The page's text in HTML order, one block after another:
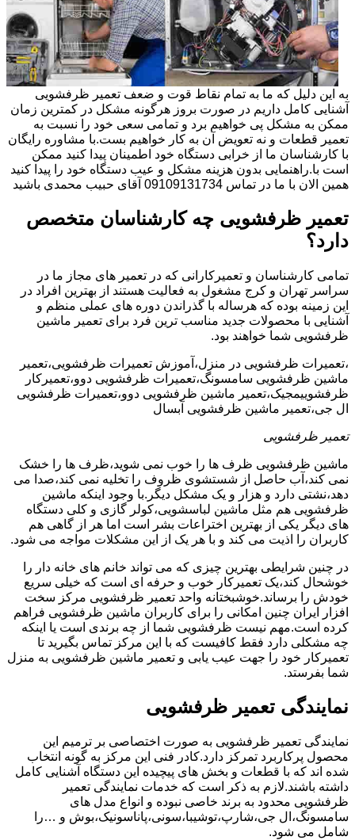
به این دلیل که ما به تمام نقاط قوت و ضعف تعمیر ظرفشویی
آشنایی کامل داریم در صورت بروز هرگونه مشکل در کمترین زمان
ممکن به مشکل پی خواهیم برد و تمامی سعی خود را نسبت به
تعمیر قطعات و نه تعویض آن به کار خواهیم بست.با مشاوره رایگان
با کارشناسان ما از خرابی دستگاه خود اطمینان پیدا کنید ممکن
است با.راهنمایی بدون هزینه مشکل و عیب دستگاه خود را پیدا کنید
همین الان با ما در تماس 09109131734 آقای حبیب محمدی باشید
تعمیر ظرفشویی چه کارشناسان متخصص
دارد؟
تمامی کارشناسان و تعمیرکارانی که در تعمیر های مجاز ما در
سراسر تهران و کرج مشغول به فعالیت هستند از بهترین افراد در
این زمینه بوده که هرساله با گذراندن دوره های عملی منظم و
آشنایی با محصولات جدید مناسب ترین فرد برای تعمیر ماشین
ظرفشویی شما خواهند بود.
،تعمیرات ظرفشویی در منزل،آموزش تعمیرات ظرفشویی،تعمیر
ماشین ظرفشویی سامسونگ،تعمیرات ظرفشویی دوو،تعمیرکار
ظرفشوییمجیک،تعمیر ماشین ظرفشویی دوو،تعمیرات ظرفشویی
ال جی،تعمیر ماشین ظرفشویی آبسال
تعمیر ظرفشویی
ماشین ظرفشویی ظرف ها را خوب نمی شوید،ظرف ها را خشک
نمی کند،آب حاصل از شستشوی ظروف را تخلیه نمی کند،صدا می
دهد،نشتی دارد و هزار و یک مشکل دیگر.با وجود اینکه ماشین
ظرفشویی هم مثل ماشین لباسشویی،کولر گازی و کلی دستگاه
های دیگر یکی از بهترین اختراعات بشر است اما هر از گاهی هم
کاربران را اذیت می کند و با هر یک از این مشکلات مواجه می شود.
در چنین شرایطی بهترین چیزی که می تواند خانم های خانه دار را
خوشحال کند،یک تعمیرکار خوب و حرفه ای است که خیلی سریع
خودش را برساند.خوشبختانه واحد تعمیر ظرفشویی مرکز سخت
افزار ایران چنین امکانی را برای کاربران ماشین ظرفشویی فراهم
کرده است.مهم نیست ظرفشویی شما از چه برندی است یا اینکه
چه مشکلی دارد فقط کافیست که با این مرکز تماس بگیرید تا
تعمیرکار خود را جهت عیب یابی و تعمیر ماشین ظرفشویی به منزل
شما بفرستد.
نمایندگی تعمیر ظرفشویی
نمایندگی تعمیر ظرفشویی به صورت اختصاصی بر ترمیم این
محصول پرکاربرد تمرکز دارد.کادر فنی این مرکز به گونه انتخاب
شده اند که با قطعات و بخش های پیچیده این دستگاه آشنایی کامل
داشته باشند.لازم به ذکر است که خدمات نمایندگی تعمیر
ظرفشویی محدود به برند خاصی نبوده و انواع مدل های
سامسونگ،ال جی،شارپ،توشیبا،سونی،پاناسونیک،بوش و …را
شامل می شود.